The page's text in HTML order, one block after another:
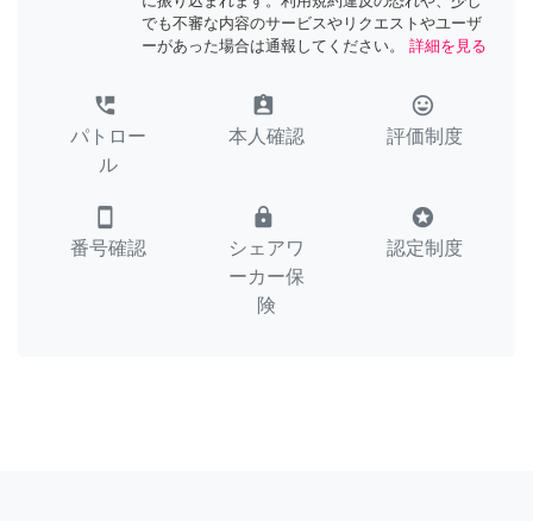
でも不審な内容のサービスやリクエストやユーザ
ーがあった場合は通報してください。
詳細を見る
perm_phone_msg
パトロー
ル
assignment_ind
本人確認
tag_faces
評価制度
smartphone
番号確認
lock
シェアワ
ーカー保
険
stars
認定制度